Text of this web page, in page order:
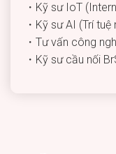
・Kỹ sư IoT
・Kỹ sư AI (Trí
・Tư vấn công
・Kỹ sư cầu nối